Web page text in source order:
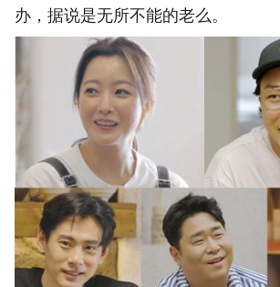
办，据说是无所不能的老么。